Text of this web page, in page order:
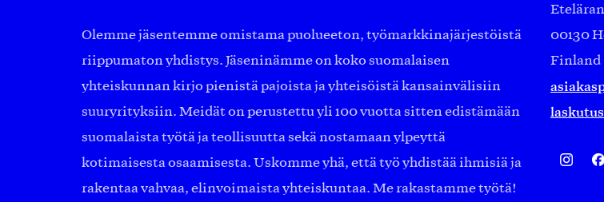
Olemme jäsentemme omistama puolueeton, työmarkkinajärjestöistä
riippumaton yhdistys. Jäseninämme on koko suomalaisen
yhteiskunnan kirjo pienistä pajoista ja yhteisöistä kansainvälisiin
suuryrityksiin. Meidät on perustettu yli 100 vuotta sitten edistämään
suomalaista työtä ja teollisuutta sekä nostamaan ylpeyttä
kotimaisesta osaamisesta. Uskomme yhä, että työ yhdistää ihmisiä ja
rakentaa vahvaa, elinvoimaista yhteiskuntaa. Me rakastamme työtä!
00130
Finland